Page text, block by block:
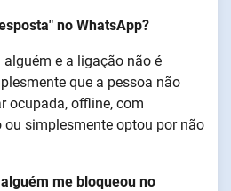
no WhatsApp?
e a ligação não é
que a pessoa não
ocupada, offline, com
ou simplesmente optou por não
me bloqueou no